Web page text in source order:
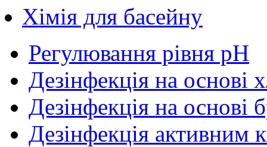
Хімія для басейну
Регулювання рівня pH
Дезінфекція на основі
Дезінфекція на основі
Дезінфекція активним